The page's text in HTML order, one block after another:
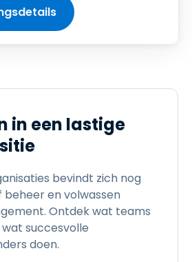
in een lastige
bevindt zich nog
en volwassen
Ontdek wat teams
succesvolle
doen.